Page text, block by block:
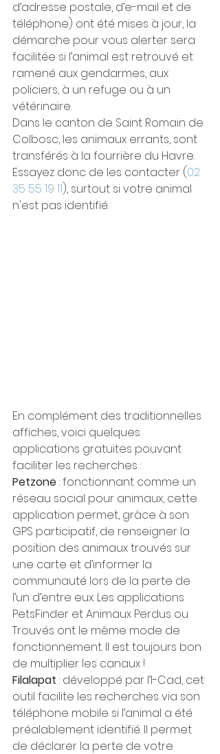
d’adresse postale, d’e-mail et de
téléphone) ont été mises à jour, la
démarche pour vous alerter sera
facilitée si l’animal est retrouvé et
ramené aux gendarmes, aux
policiers, à un refuge ou à un
vétérinaire.
Dans le canton de Saint Romain de
Colbosc, les animaux errants, sont
transférés à la fourrière du Havre.
Essayez donc de les contacter (02
35 55 19 11), surtout si votre animal
n'est pas identifié.
En complément des traditionnelles
affiches, voici quelques
applications gratuites pouvant
faciliter les recherches :
Petzone : fonctionnant comme un
réseau social pour animaux, cette
application permet, grâce à son
GPS participatif, de renseigner la
position des animaux trouvés sur
une carte et d’informer la
communauté lors de la perte de
l’un d’entre eux. Les applications
PetsFinder et Animaux Perdus ou
Trouvés ont le même mode de
fonctionnement. Il est toujours bon
de multiplier les canaux !
Filalapat : développé par l’I-Cad, cet
outil facilite les recherches via son
téléphone mobile si l’animal a été
préalablement identifié. Il permet
de déclarer la perte de votre